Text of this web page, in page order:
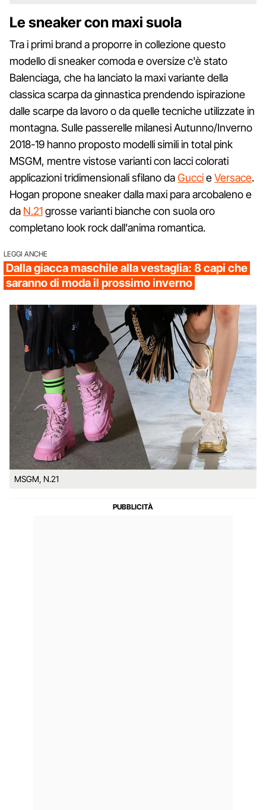
Le sneaker con maxi suola
Tra i primi brand a proporre in collezione questo
modello di sneaker comoda e oversize c'è stato
Balenciaga, che ha lanciato la maxi variante della
classica scarpa da ginnastica prendendo ispirazione
dalle scarpe da lavoro o da quelle tecniche utilizzate in
montagna. Sulle passerelle milanesi Autunno/Inverno
2018-19 hanno proposto modelli simili in total pink
MSGM, mentre vistose varianti con lacci colorati
applicazioni tridimensionali sfilano daGuccieVersace.
Hogan propone sneaker dalla maxi para arcobaleno e
da N.21grosse varianti bianche con suola oro
completano look rock dall'anima romantica.
LEGGI ANCHE
Dalla giacca maschile alla vestaglia: 8 capi che
saranno di moda il prossimo inverno
MSGM, N.21